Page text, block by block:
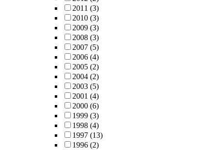
2011 (3)
2010 (3)
2009 (3)
2008 (3)
2007 (5)
2006 (4)
2005 (2)
2004 (2)
2003 (5)
2001 (4)
2000 (6)
1999 (3)
1998 (4)
1997 (13)
1996 (2)